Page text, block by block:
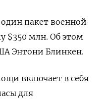
пакет военной
$350 млн. Об этом
Энтони Блинкен.
включает в себя
для